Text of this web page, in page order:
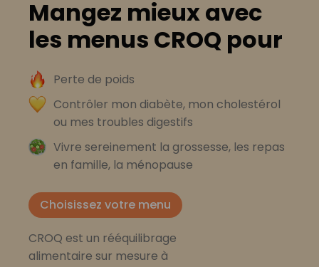
Mangez mieux avec
les menus CROQ pour
Perte de poids
Contrôler mon diabète, mon cholestérol
ou mes troubles digestifs
Vivre sereinement la grossesse, les repas
en famille, la ménopause
Choisissez votre menu
CROQ est un rééquilibrage
alimentaire sur mesure à